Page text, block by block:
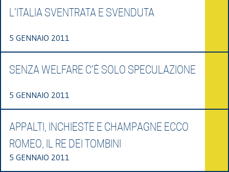
L’ITALIA SVENTRATA E SVENDUTA
5 GENNAIO 2011
SENZA WELFARE C’È SOLO SPECULAZIONE
5 GENNAIO 2011
APPALTI, INCHIESTE E CHAMPAGNE ECCO
ROMEO, IL RE DEI TOMBINI
5 GENNAIO 2011